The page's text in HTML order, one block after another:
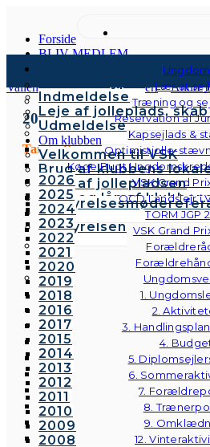
Ungdom
Lær at
Træning og
Reservation af
Kapsejlads &
Optimistjolle-
Køge Bugt
VSK Grand
OCD Landslejr i
TORM JGP
VSK Grand
1.
2.
3.
4.
5.
6.
7.
8.
9.
12.
Forside
BLIV MEDLEM
Kontingenter & gebyrer
Indmeldelse
Leje af jolleplads,
Udmeldelse
Om klubben
Velkommen til VSK
Brug af klubbens
Brug af jollepladsen
Brug og lån af
Vedtægter
Bestyrelsen
2026
2025
2024
2023
2022
2021
2020
2019
2018
2016
2017
2015
2014
2013
2012
2011
2010
2009
2008
Vallensbæk Sejlklub>Galleri>Andre
2010
Tangoaften